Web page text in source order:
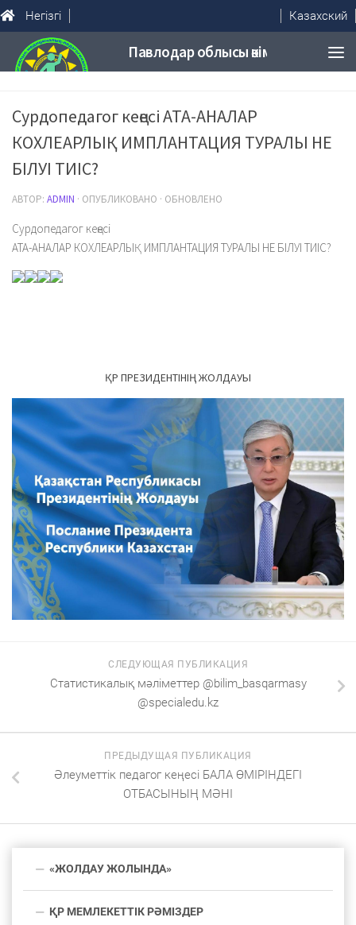
Негізгі Казахский
Сурдопедагог кеңесі АТА-АНАЛАР
КОХЛЕАРЛЫҚ ИМПЛАНТАЦИЯ ТУРАЛЫ НЕ
БІЛУІ ТИІС?
АВТОР: ADMIN · ОПУБЛИКОВАНО · ОБНОВЛЕНО
Сурдопедагог кеңесі
АТА-АНАЛАР КОХЛЕАРЛЫҚ ИМПЛАНТАЦИЯ ТУРАЛЫ НЕ БІЛУІ ТИІС?
ҚР ПРЕЗИДЕНТІНІҢ ЖОЛДАУЫ
СЛЕДУЮЩАЯ ПУБЛИКАЦИЯ
Статистикалық мәліметтер @bilim_basqarmasy
@specialedu.kz
ПРЕДЫДУЩАЯ ПУБЛИКАЦИЯ
Әлеуметтік педагог кеңесі БАЛА ӨМІРІНДЕГІ
ОТБАСЫНЫҢ МӘНІ
«ЖОЛДАУ ЖОЛЫНДА»
ҚР МЕМЛЕКЕТТІК РӘМІЗДЕР